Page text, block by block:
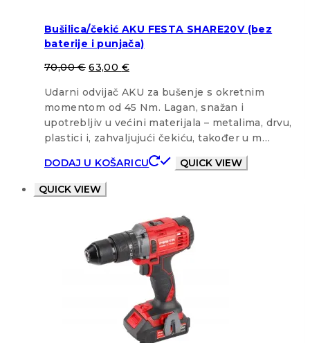
Bušilica/čekić AKU FESTA SHARE20V (bez
baterije i punjača)
70,00€ 63,00 €
Udarni odvijač AKU za bušenje s okretnim
momentom od 45 Nm. Lagan, snažan i
upotrebljiv u većini materijala – metalima, drvu,
plastici i, zahvaljujući čekiću, također u m…
DODAJ U KOŠARICU
QUICK VIEW
QUICK VIEW